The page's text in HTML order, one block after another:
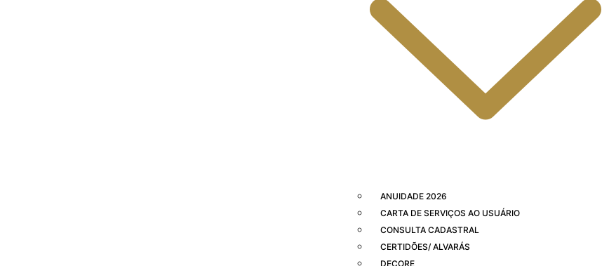
ANUIDADE 2026
CARTA DE SERVIÇOS AO USUÁRIO
CONSULTA CADASTRAL
CERTIDÕES/ ALVARÁS
DECORE